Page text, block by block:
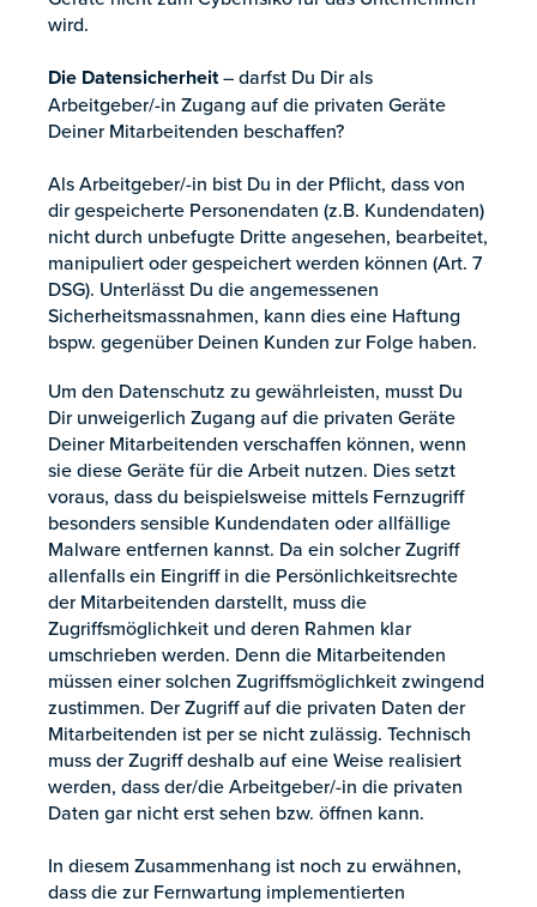
wird.
Die Datensicherheit– darfst Du Dir als
Arbeitgeber/-in Zugang auf die privaten Geräte
Deiner Mitarbeitenden beschaffen?
Als Arbeitgeber/-in bist Du in der Pflicht, dass von
dir gespeicherte Personendaten (z.B. Kundendaten)
nicht durch unbefugte Dritte angesehen, bearbeitet,
manipuliert oder gespeichert werden können (Art. 7
DSG). Unterlässt Du die angemessenen
Sicherheitsmassnahmen, kann dies eine Haftung
bspw. gegenüber Deinen Kunden zur Folge haben.
Um den Datenschutz zu gewährleisten, musst Du
Dir unweigerlich Zugang auf die privaten Geräte
Deiner Mitarbeitenden verschaffen können, wenn
sie diese Geräte für die Arbeit nutzen. Dies setzt
voraus, dass du beispielsweise mittels Fernzugriff
besonders sensible Kundendaten oder allfällige
Malware entfernen kannst. Da ein solcher Zugriff
allenfalls ein Eingriff in die Persönlichkeitsrechte
der Mitarbeitenden darstellt, muss die
Zugriffsmöglichkeit und deren Rahmen klar
umschrieben werden. Denn die Mitarbeitenden
müssen einer solchen Zugriffsmöglichkeit zwingend
zustimmen. Der Zugriff auf die privaten Daten der
Mitarbeitenden ist per se nicht zulässig. Technisch
muss der Zugriff deshalb auf eine Weise realisiert
werden, dass der/die Arbeitgeber/-in die privaten
Daten gar nicht erst sehen bzw. öffnen kann.
In diesem Zusammenhang ist noch zu erwähnen,
dass die zur Fernwartung implementierten